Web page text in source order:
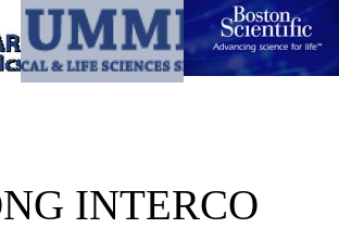
INTERCO